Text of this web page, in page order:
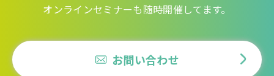
オンラインセミナーも随時開催してます。
お問い合わせ